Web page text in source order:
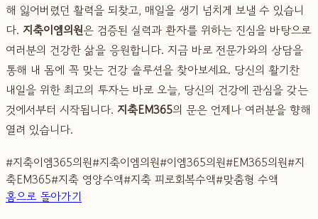
해 잃어버렸던 활력을 되찾고, 매일을 생기 넘치게 보낼 수 있습니
다. 지축이엠의원은 검증된 실력과 환자를 위하는 진심을 바탕으로
여러분의 건강한 삶을 응원합니다. 지금 바로 전문가와의 상담을
통해 내 몸에 꼭 맞는 건강 솔루션을 찾아보세요. 당신의 활기찬
내일을 위한 최고의 투자는 바로 오늘, 당신의 건강에 관심을 갖는
것에서부터 시작됩니다. 지축EM365의 문은 언제나 여러분을 향해
열려 있습니다.
#지축이엠365의원#지축이엠의원#이엠365의원#EM365의원#지
축EM365#지축 영양수액#지축 피로회복수액#맞춤형 수액
홈으로 돌아가기